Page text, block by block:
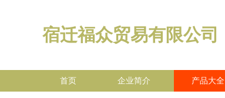
宿迁福众贸易有限公司
首页 企业简介 产品大全